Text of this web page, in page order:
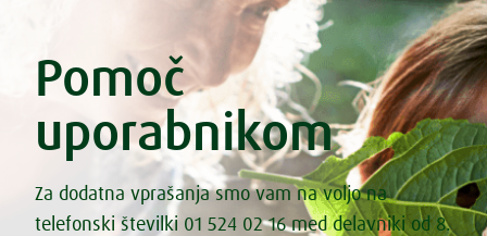
Pomoč
uporabnikom
Za dodatna vprašanja smo vam na voljo na
telefonski številki 01 524 02 16 med delavniki od 8.